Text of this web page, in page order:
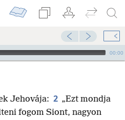
00:00
Jehovája: 2 „Ezt mondja
fogom Siont, nagyon